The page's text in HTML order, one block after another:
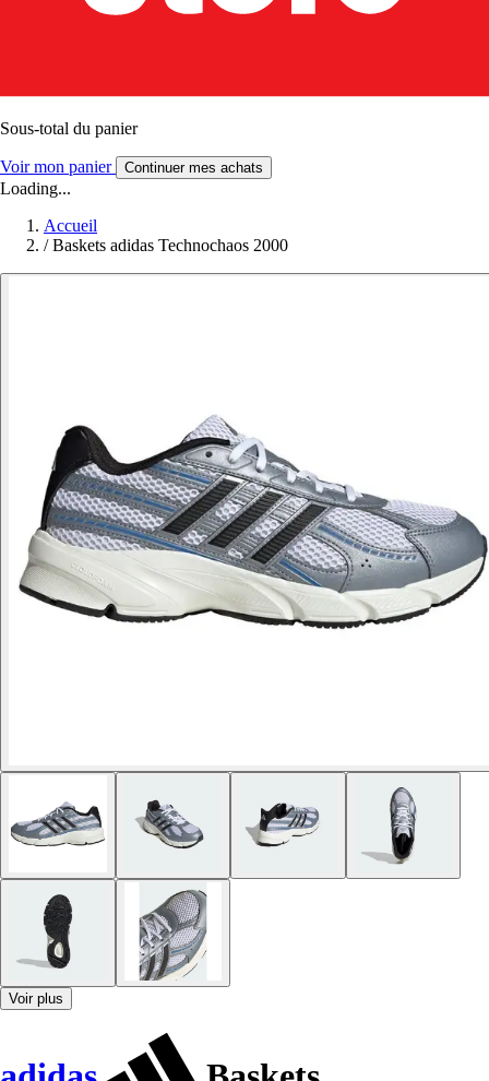
Sous-total du panier
Voir mon panier Continuer mes achats
Loading...
Accueil
/ Baskets adidas Technochaos 2000
Voir plus